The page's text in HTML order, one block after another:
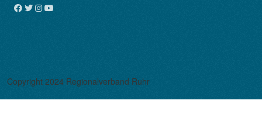
Copyright 2024 Regionalverband Ruhr